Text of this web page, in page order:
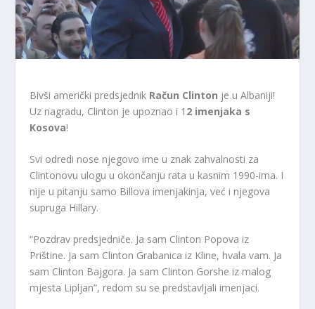
Bivši američki predsjednik Račun Clinton je u Albaniji!
Uz nagradu, Clinton je upoznao i 1 2 imenjaka s
Kosova!
Svi odredi nose njegovo ime u znak zahvalnosti za
Clintonovu ulogu u okončanju rata u kasnim 1990-ima. I
nije u pitanju samo Billova imenjakinja, već i njegova
supruga Hillary.
“Pozdrav predsjedniče. Ja sam Clinton Popova iz
Prištine. Ja sam Clinton Grabanica iz Kline, hvala vam. Ja
sam Clinton Bajgora. Ja sam Clinton Gorshe iz malog
mjesta Lipljan”, redom su se predstavljali imenjaci.